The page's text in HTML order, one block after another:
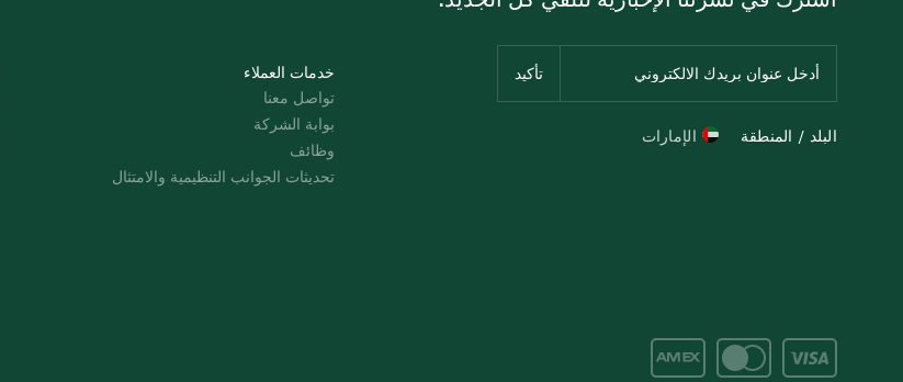
خدمات العملاء
تواصل معنا
بوابة الشركة
وظائف
تحديثات الجوانب التنظيمية والامتثال
البلد / المنطقة الإمارات